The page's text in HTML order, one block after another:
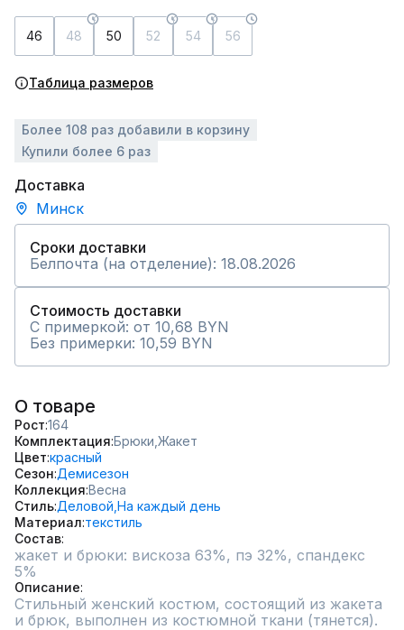
46 48 50 52 54 56
Таблица размеров
Более 108 раз добавили в корзину
Купили более 6 раз
Доставка
Минск
Сроки доставки
Белпочта (на отделение): 18.08.2026
Стоимость доставки
С примеркой: от 10,68 BYN
Без примерки: 10,59 BYN
О товаре
Рост 164
Комплектация Брюки, Жакет
Цвет красный
Сезон Демисезон
Коллекция Весна
Стиль Деловой, На каждый день
Материал текстиль
Состав
жакет и брюки: вискоза 63%, пэ 32%, спандекс
5%
Описание
Стильный женский костюм, состоящий из жакета
и брюк, выполнен из костюмной ткани (тянется).